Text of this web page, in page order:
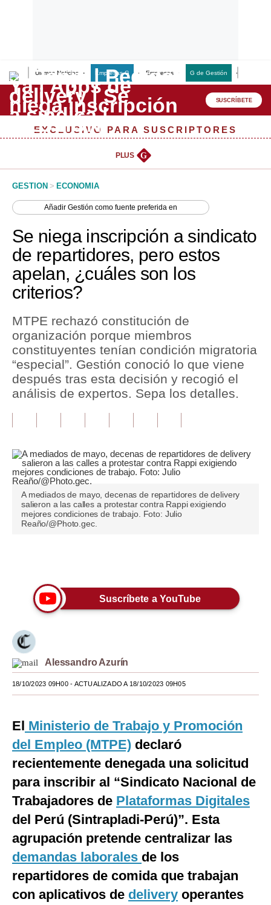
Últimas Noticias Empresas G Empresas G de Gestión
Lo último
Peru Quiosco
Management & Empleo
Perú
Política
Tu Dinero
Finanzas Personales
Inmobiliarias
Plus G
Opinión
Editorial
Blogs
Tendencias
Lujo
Estilos
Mundo
EEUU
México
España
Tecnología
Club del Suscriptor
G de Gestión
Notas Contratadas
Gestión TV
Videos
SUSCRÍBETE
EXCLUSIVO PARA SUSCRIPTORES
PLUS G
GESTION > ECONOMIA
AñadirGestión como fuente preferida en
Se niega inscripción a sindicato
de repartidores, pero estos
apelan, ¿cuáles son los
criterios?
MTPE rechazó constitución de
organización porque miembros
constituyentes tenían condición migratoria
“especial”. Gestión conoció lo que viene
después tras esta decisión y recogió el
análisis de expertos. Sepa los detalles.
A mediados de mayo, decenas de repartidores de delivery
salieron a las calles a protestar contra Rappi exigiendo
mejores condiciones de trabajo. Foto: Julio
Reaño/@Photo.gec.
Suscríbete a YouTube
Alessandro Azurín
18/10/2023 09H00- ACTUALIZADO A 18/10/2023 09H05
El Ministerio de Trabajo y Promoción
del Empleo (MTPE) declaró
recientemente denegada una solicitud
para inscribir al “Sindicato Nacional de
Trabajadores de Plataformas Digitales
del Perú (Sintrapladi-Perú)”. Esta
agrupación pretende centralizar las
demandas laborales de los
repartidores de comida que trabajan
con aplicativos de delivery operantes